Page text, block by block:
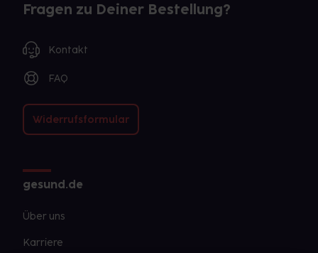
Fragen zu Deiner Bestellung?
Kontakt
FAQ
Widerrufsformular
gesund.de
Über uns
Karriere